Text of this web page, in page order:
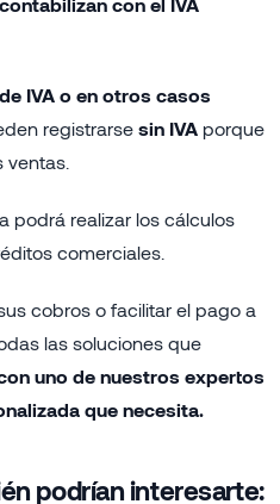
IVA o en otros casos
registrarse sin IVA porque
ventas.
podrá realizar los cálculos
comerciales.
cobros o facilitar el pago a
las soluciones que
uno de nuestros expertos
que necesita.
podrían interesarte: